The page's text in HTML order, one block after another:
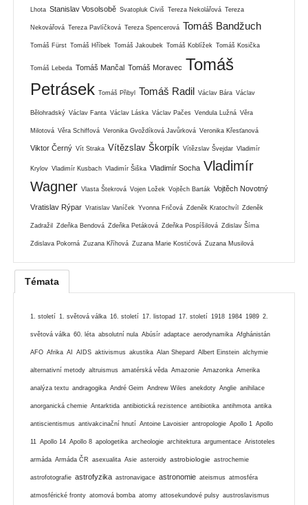
Lhota Stanislav Vosolsobě Svatopluk Civiš Tereza Nekolářová Tereza
Nekovářová Tereza Pavlíčková Tereza Spencerová Tomáš Bandžuch
Tomáš Fürst Tomáš Hříbek Tomáš Jakoubek Tomáš Koblížek Tomáš Kosička
Tomáš Lebeda Tomáš Mančal Tomáš Moravec Tomáš
Petrásek Tomáš Přibyl Tomáš Radil Václav Bára Václav
Bělohradský Václav Fanta Václav Láska Václav Pačes Vendula Lužná Věra
Milotová Věra Schiffová Veronika Gvoždíková Javůrková Veronika Křesťanová
Viktor Černý Vít Straka Vítězslav Škorpík Vítězslav Švejdar Vladimír
Krylov Vladimír Kusbach Vladimír Šiška Vladimír Socha Vladimír
Wagner Vlasta Štekrová Vojen Ložek Vojtěch Barták Vojtěch Novotný
Vratislav Rýpar Vratislav Vaníček Yvonna Fričová Zdeněk Kratochvíl Zdeněk
Zadražil Zdeňka Bendová Zdeňka Petáková Zdeňka Pospíšilová Zdislav Šíma
Zdislava Pokorná Zuzana Kříhová Zuzana Marie Kostićová Zuzana Musilová
Témata
1. století 1. světová válka 16. století 17. listopad 17. století 1918 1984 1989 2.
světová válka 60. léta absolutní nula Abúsír adaptace aerodynamika Afghánistán
AFO Afrika AI AIDS aktivismus akustika Alan Shepard Albert Einstein alchymie
alternativní metody altruismus amatérská věda Amazonie Amazonka Amerika
analýza textu andragogika André Geim Andrew Wiles anekdoty Anglie anihilace
anorganická chemie Antarktida antibiotická rezistence antibiotika antihmota antika
antiscientismus antivakcinační hnutí Antoine Lavoisier antropologie Apollo 1 Apollo
11 Apollo 14 Apollo 8 apologetika archeologie architektura argumentace Aristoteles
armáda Armáda ČR asexualita Asie asteroidy astrobiologie astrochemie
astrofotografie astrofyzika astronavigace astronomie ateismus atmosféra
atmosférické fronty atomová bomba atomy attosekundové pulsy austroslavismus